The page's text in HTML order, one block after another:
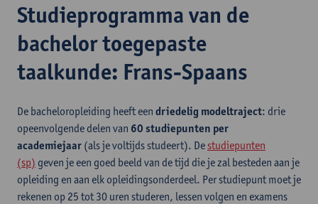
Studieprogramma van de
bachelor toegepaste
taalkunde: Frans-Spaans
De bacheloropleiding heeft een driedelig modeltraject: drie
opeenvolgende delen van 60 studiepunten per
academiejaar (als je voltijds studeert). De studiepunten
(sp) geven je een goed beeld van de tijd die je zal besteden aan je
opleiding en aan elk opleidingsonderdeel. Per studiepunt moet je
rekenen op 25 tot 30 uren studeren, lessen volgen en examens